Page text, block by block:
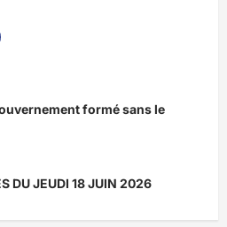
formé sans le
DU JEUDI 18 JUIN 2026